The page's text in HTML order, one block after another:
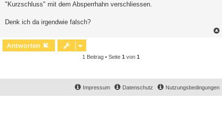
"Kurzschluss" mit dem Absperrhahn verschliessen.
Denk ich da irgendwie falsch?
Antworten
1 Beitrag • Seite 1 von 1
Nutzungsbedingungen
Datenschutz
Impressum